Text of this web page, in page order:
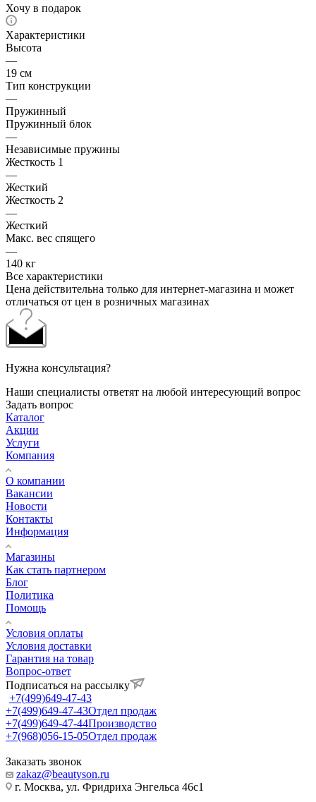
Хочу в подарок
Характеристики
Высота
—
19 см
Тип конструкции
—
Пружинный
Пружинный блок
—
Независимые пружины
Жесткость 1
—
Жесткий
Жесткость 2
—
Жесткий
Макс. вес спящего
—
140 кг
Все характеристики
Цена действительна только для интернет-магазина и может
отличаться от цен в розничных магазинах
Нужна консультация?
Наши специалисты ответят на любой интересующий вопрос
Задать вопрос
Каталог
Акции
Услуги
Компания
О компании
Вакансии
Новости
Контакты
Информация
Магазины
Как стать партнером
Блог
Политика
Помощь
Условия оплаты
Условия доставки
Гарантия на товар
Вопрос-ответ
Подписаться на рассылку
+7(499)649-47-43
+7(499)649-47-43Отдел продаж
+7(499)649-47-44Производство
+7(968)056-15-05Отдел продаж
Заказать звонок
zakaz@beautyson.ru
г. Москва, ул. Фридриха Энгельса 46с1